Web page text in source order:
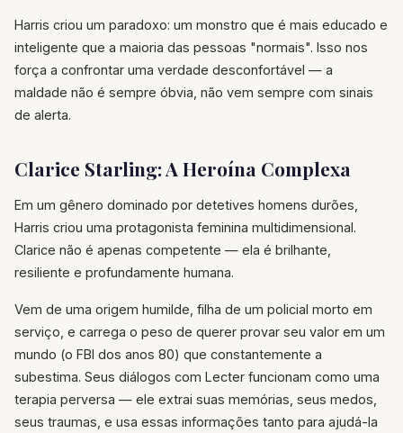
Harris criou um paradoxo: um monstro que é mais educado e
inteligente que a maioria das pessoas "normais". Isso nos
força a confrontar uma verdade desconfortável — a
maldade não é sempre óbvia, não vem sempre com sinais
de alerta.
Clarice Starling: A Heroína Complexa
Em um gênero dominado por detetives homens durões,
Harris criou uma protagonista feminina multidimensional.
Clarice não é apenas competente — ela é brilhante,
resiliente e profundamente humana.
Vem de uma origem humilde, filha de um policial morto em
serviço, e carrega o peso de querer provar seu valor em um
mundo (o FBI dos anos 80) que constantemente a
subestima. Seus diálogos com Lecter funcionam como uma
terapia perversa — ele extrai suas memórias, seus medos,
seus traumas, e usa essas informações tanto para ajudá-la